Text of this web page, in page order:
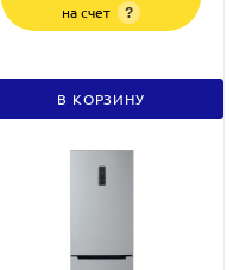
на счет
?
В КОРЗИНУ